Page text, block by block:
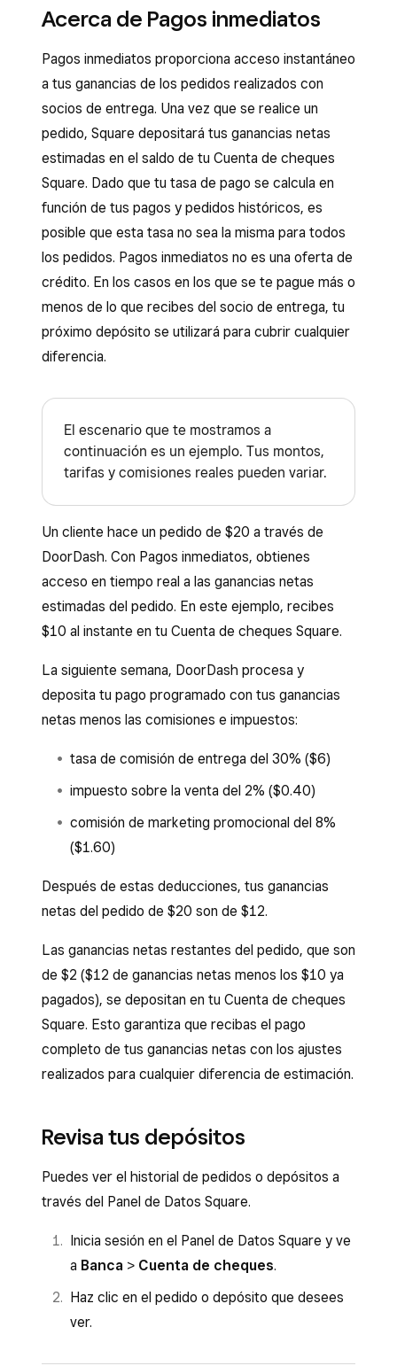
Acerca de Pagos inmediatos
Pagos inmediatos proporciona acceso instantáneo
a tus ganancias de los pedidos realizados con
socios de entrega. Una vez que se realice un
pedido, Square depositará tus ganancias netas
estimadas en el saldo de tu Cuenta de cheques
Square. Dado que tu tasa de pago se calcula en
función de tus pagos y pedidos históricos, es
posible que esta tasa no sea la misma para todos
los pedidos. Pagos inmediatos no es una oferta de
crédito. En los casos en los que se te pague más o
menos de lo que recibes del socio de entrega, tu
próximo depósito se utilizará para cubrir cualquier
diferencia.
El escenario que te mostramos a
continuación es un ejemplo. Tus montos,
tarifas y comisiones reales pueden variar.
Un cliente hace un pedido de $20 a través de
DoorDash. Con Pagos inmediatos, obtienes
acceso en tiempo real a las ganancias netas
estimadas del pedido. En este ejemplo, recibes
$10 al instante en tu Cuenta de cheques Square.
La siguiente semana, DoorDash procesa y
deposita tu pago programado con tus ganancias
netas menos las comisiones e impuestos:
tasa de comisión de entrega del 30% ($6)
impuesto sobre la venta del 2% ($0.40)
comisión de marketing promocional del 8%
($1.60)
Después de estas deducciones, tus ganancias
netas del pedido de $20 son de $12.
Las ganancias netas restantes del pedido, que son
de $2 ($12 de ganancias netas menos los $10 ya
pagados), se depositan en tu Cuenta de cheques
Square. Esto garantiza que recibas el pago
completo de tus ganancias netas con los ajustes
realizados para cualquier diferencia de estimación.
Revisa tus depósitos
Puedes ver el historial de pedidos o depósitos a
través del Panel de Datos Square.
Inicia sesión en el Panel de Datos Square y ve
a Banca > Cuenta de cheques.
Haz clic en el pedido o depósito que desees
ver.